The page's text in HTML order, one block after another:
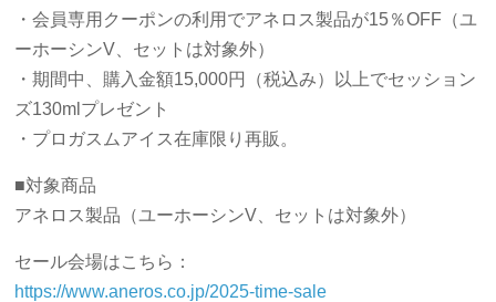
・会員専用クーポンの利用でアネロス製品が15％OFF（ユ
ーホーシンV、セットは対象外）
・期間中、購入金額15,000円（税込み）以上でセッション
ズ130mlプレゼント
・プロガスムアイス在庫限り再販。
■対象商品
アネロス製品（ユーホーシンV、セットは対象外）
セール会場はこちら：
https://www.aneros.co.jp/2025-time-sale